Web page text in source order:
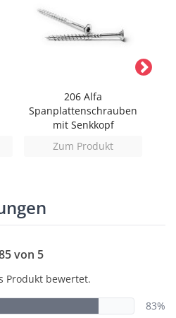
206 Alfa
Spanplattenschrauben
mit Senkkopf
Zum Produkt
von 5
Produkt bewertet.
83%